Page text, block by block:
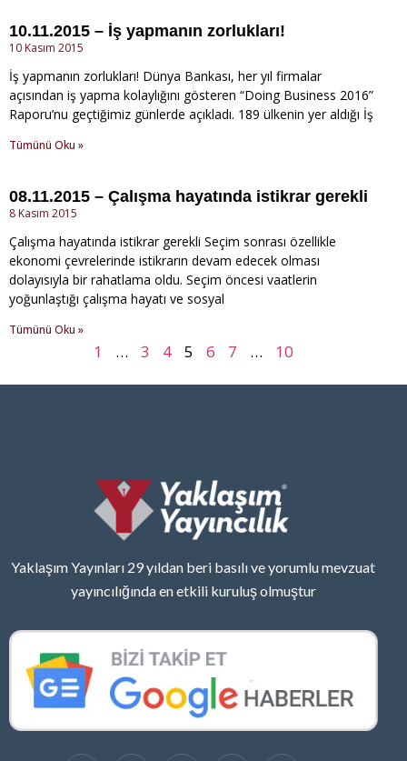
10.11.2015 – İş yapmanın zorlukları!
10 Kasım 2015
İş yapmanın zorlukları! Dünya Bankası, her yıl firmalar
açısından iş yapma kolaylığını gösteren “Doing Business 2016”
Raporu’nu geçtiğimiz günlerde açıkladı. 189 ülkenin yer aldığı İş
Tümünü Oku »
08.11.2015 – Çalışma hayatında istikrar gerekli
8 Kasım 2015
Çalışma hayatında istikrar gerekli Seçim sonrası özellikle
ekonomi çevrelerinde istikrarın devam edecek olması
dolayısıyla bir rahatlama oldu. Seçim öncesi vaatlerin
yoğunlaştığı çalışma hayatı ve sosyal
Tümünü Oku »
1 … 3 4 5 6 7 … 10
Yaklaşım Yayınları 29 yıldan beri basılı ve yorumlu mevzuat
yayıncılığında en etkili kuruluş olmuştur